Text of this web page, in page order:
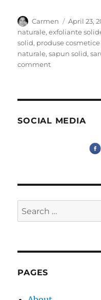
Author
Carmen
Posted
on
April 23,
naturale,exfoliante
solid, produse
naturale,sapun solid,
commenton
SOCIAL MEDIA
Search
for:
PAGES